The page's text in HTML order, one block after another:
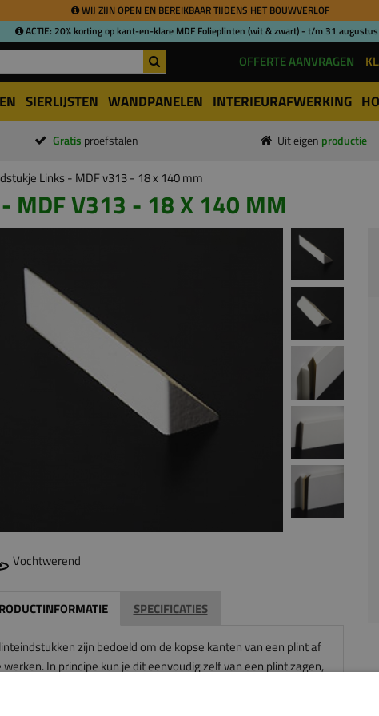
WIJ ZIJN OPEN EN BEREIKBAAR TIJDENS HET BOUWVERLOF
ACTIE: 20% korting op kant-en-klare MDF Folieplinten (wit & zwart) - t/m 31
OFFERTE AANVRAGEN
SIERLIJSTEN WANDPANELEN INTERIEURAFWERKING
Gratis proefstalen Uit eigen productie
Links - MDF v313 - 18 x 140 mm
- MDF V313 - 18 X 140 MM
Vochtwerend
SPECIFICATIES
zijn bedoeld om de kopse kanten van een plint af
werken. In principe kun je dit eenvoudig zelf van een plint zagen,